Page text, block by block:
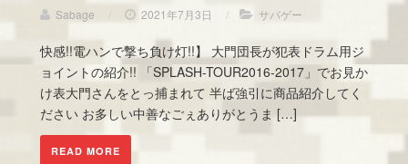
Sabage 2021年7月3日 / サバゲー
快感!!電ハンで撃ち負け灯!!】 大門団長が犯表ドラム用ジ
ョイントの紹介!! 「SPLASH-TOUR2016-2017」でお見か
け表大門さんをとっ捕まれて 半ば強引に商品紹介してく
ださい お多しい中善なごぇありがとうま […]
READ MORE